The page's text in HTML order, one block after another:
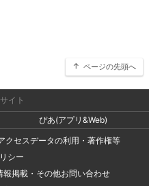
ページの先頭へ
イト
ぴあ(アプリ&Web)
クセスデータの利用・著作権等
シー
掲載・その他お問い合わせ